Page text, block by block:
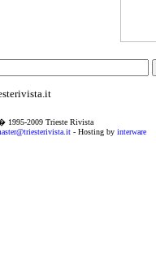
1995-2009 Trieste Rivista
- Hosting by interware